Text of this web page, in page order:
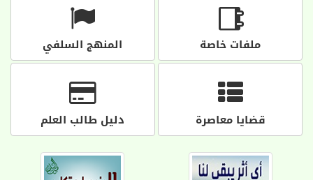
ملفات خاصة المنهج السلفي
قضايا معاصرة دليل طالب العلم